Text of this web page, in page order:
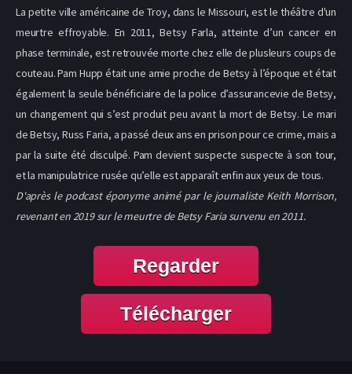
La petite ville américaine de Troy, dans le Missouri, est le théâtre d'un
meurtre effroyable. En 2011, Betsy Farla, atteinte d’un cancer en
phase terminale, est retrouvée morte chez elle de plusleurs coups de
couteau. Pam Hupp était une amie proche de Betsy à l’époque et était
également la seule bénéficiaire de la police d’assurancevie de Betsy,
un changement qui s’est produit peu avant la mort de Betsy. Le mari
de Betsy, Russ Faria, a passé deux ans en prison pour ce crime, mais a
par la suite été disculpé. Pam devient suspecte suspecte à son tour,
et la manipulatrice rusée qu’elle est apparaît enfin aux yeux de tous.
D'après le podcast éponyme animé par le journaliste Keith Morrison,
revenant en 2019 sur le meurtre de Betsy Faria survenu en 2011.
Regarder
Télécharger